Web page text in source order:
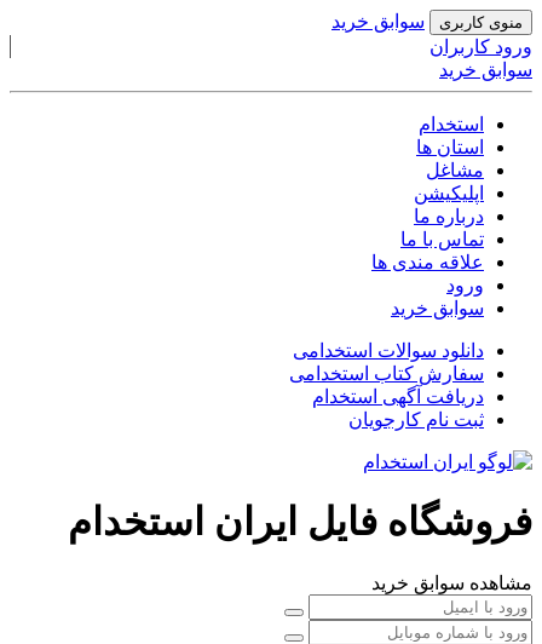
منوی کاربری
سوابق خرید
ورود کاربران
سوابق خرید
استخدام
استان ها
مشاغل
اپلیکیشن
درباره ما
تماس با ما
علاقه مندی ها
ورود
سوابق خرید
دانلود سوالات استخدامی
سفارش کتاب استخدامی
دریافت آگهی استخدام
ثبت نام کارجویان
فروشگاه فایل ایران استخدام
مشاهده سوابق خرید